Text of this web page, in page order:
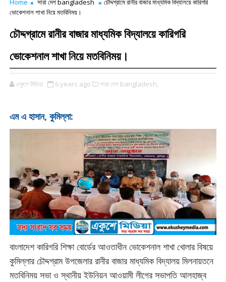
Home সারা দেশ bangladesh
চৌদ্দগ্রামে রানীর বাজার মাধ্যমিক বিদ্যালয়ে কারিগরি
ভোকেশনাল শাখা নিয়ে মতবিনিময়।
চৌদ্দগ্রামে রানীর বাজার মাধ্যমিক বিদ্যালয়ে কারিগরি
ভোকেশনাল শাখা নিয়ে মতবিনিময়।
একুশে মিডিয়া 6 years ago সারা দেশ bangladesh,
এম এ হাসান, কুমিল্লা:
বাংলাদেশ কারিগরি শিক্ষা বোর্ডের আওতাধীন ভোকেশনাল শাখা খোলার বিষয়ে
কুমিল্লার চৌদ্দগ্রাম উপজেলার রানীর বাজার মাধ্যমিক বিদ্যালয় মিলনায়তনে
মতবিনিময় সভা ও স্থানীয় ইউনিয়ন আওয়ামী লীগের সভাপতি আলহাজ্ব